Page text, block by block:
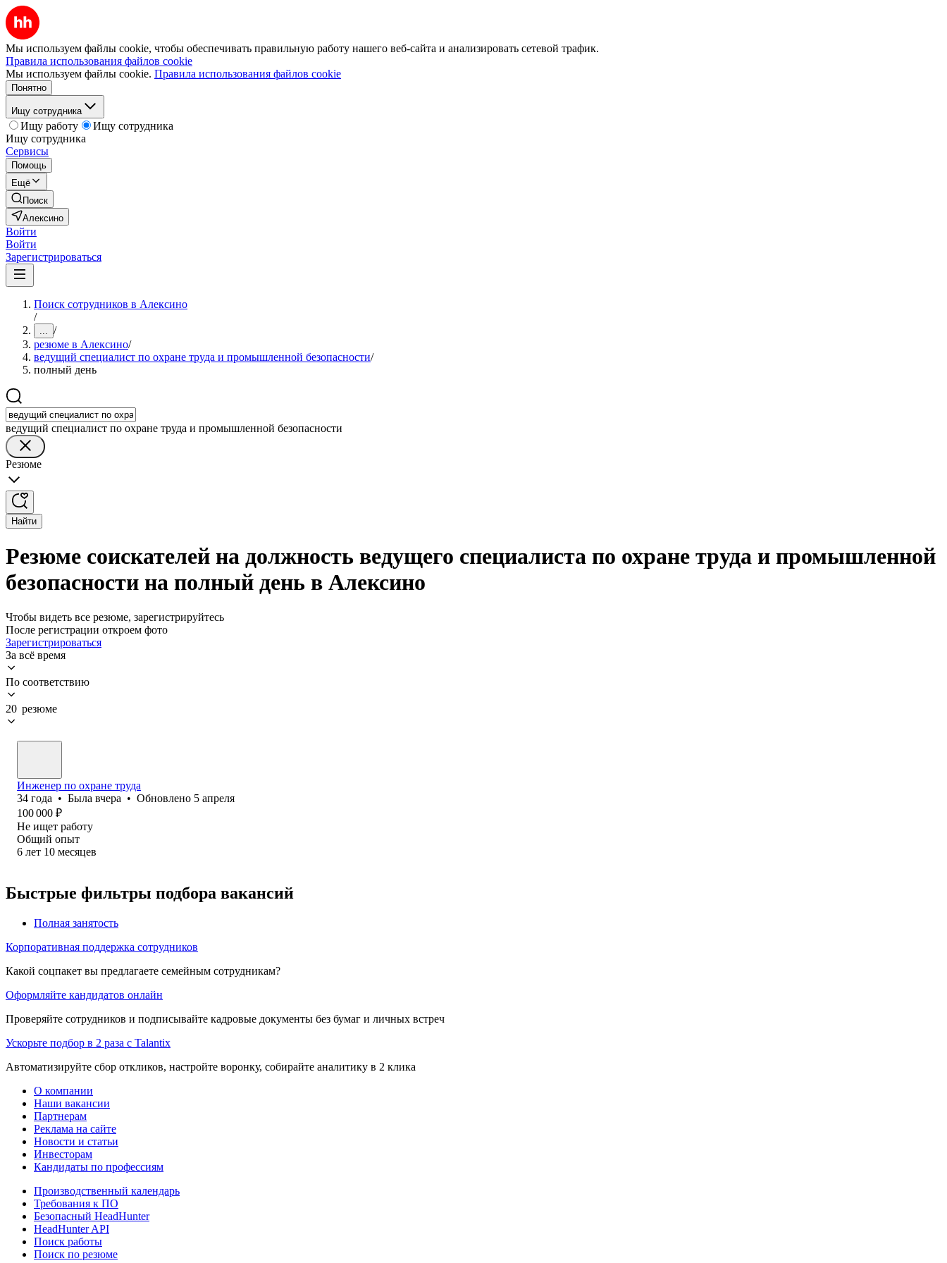
Мы используем файлы cookie, чтобы обеспечивать правильную работу нашего веб-сайта и анализировать сетевой трафик.
Правила использования файлов cookie
Мы используем файлы cookie. Правила использования файлов cookie
Понятно
Ищу сотрудника
Ищу работу
Ищу сотрудника
Ищу сотрудника
Сервисы
Помощь
Ещё
Поиск
Алексино
Войти
Войти
Зарегистрироваться
Поиск сотрудников в Алексино
/
... /
резюме в Алексино/
ведущий специалист по охране труда и промышленной безопасности/
полный день
ведущий специалист по охране труда и промышленной безопасности
Резюме
Найти
Резюме соискателей на должность ведущего специалиста по охране труда и промышленной
безопасности на полный день в Алексино
Чтобы видеть все резюме, зарегистрируйтесь
После регистрации откроем фото
Зарегистрироваться
За всё время
По соответствию
20 резюме
Инженер по охране труда
34 года • Была вчера • Обновлено 5 апреля
100 000 ₽
Не ищет работу
Общий опыт
6 лет 10 месяцев
Быстрые фильтры подбора вакансий
Полная занятость
Корпоративная поддержка сотрудников
Какой соцпакет вы предлагаете семейным сотрудникам?
Оформляйте кандидатов онлайн
Проверяйте сотрудников и подписывайте кадровые документы без бумаг и личных встреч
Ускорьте подбор в 2 раза с Talantix
Автоматизируйте сбор откликов, настройте воронку, собирайте аналитику в 2 клика
О компании
Наши вакансии
Партнерам
Реклама на сайте
Новости и статьи
Инвесторам
Кандидаты по профессиям
Производственный календарь
Требования к ПО
Безопасный HeadHunter
HeadHunter API
Поиск работы
Поиск по резюме